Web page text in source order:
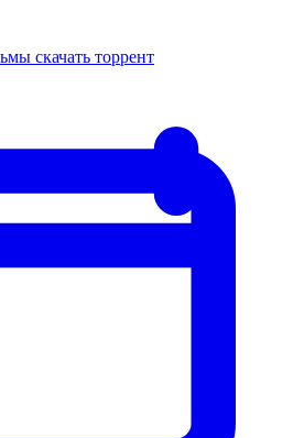
скачать торрент